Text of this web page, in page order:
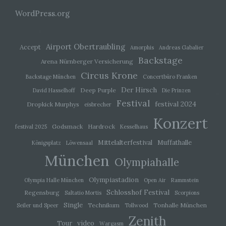
WordPress.org
Accept Airport Obertraubling Amorphis Andreas Gabalier
Arena Nürnberger Versicherung Backstage
Backstage München Circus Krone
Concertbüro Franken
David Hasselhoff
Deep Purple Der Hirsch Die Prinzen
Dropkick Murphys eisbrecher Festival festival 2024
festival 2025 Godsmack Hardrock Kesselhaus Konzert
Königsplatz Löwensaal Mittelalterfestival Muffathalle
München Olympiahalle
Olympia Halle München Olympiastadion Open Air Rammstein
Regensburg Saltatio Mortis Schlosshof Festival
Scorpions
Seiler und Speer
Single Technikum Tollwood Tonhalle München
Tour video Wargasm Zenith
um Aspekte bezüglich Arbeitsleistung,
natürlichen Person zu analysieren oder
f) Pseudonymisierung
Pseudonymisierung ist die Verarbeitung
personenbezogener Daten in einer Weise, auf
welche die personenbezogenen Daten ohne
mehr einer spezifischen betroffenen Person
zusätzlichen Informationen gesondert aufbewahrt
werden und technischen und organisatorischen
Maßnahmen unterliegen, die gewährleisten, dass
die personenbezogenen Daten nicht einer
identifizierten oder identifizierbaren natürlichen
Person zugewiesen werden.